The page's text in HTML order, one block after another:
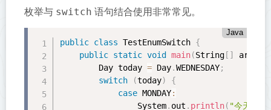
枚举与 switch 语句结合使用非常常见。
Java
public class TestEnumSwitch {
public static void main(String [ ] args
        Day today
= Day.WEDNESDAY;
switch
(today)
{
case MONDAY:
                System
. out . println( "今天是星